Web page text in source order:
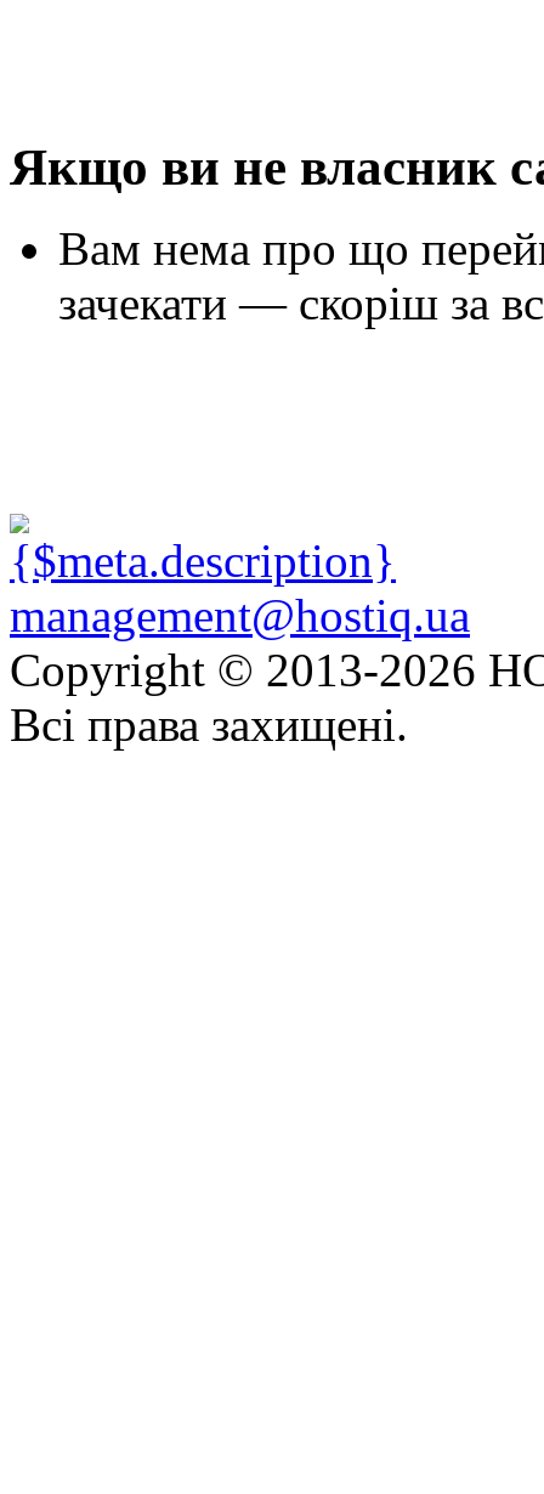
Якщо ви не власник
Вам нема про що
зачекати — скоріш за
management@hostiq.ua
Copyright © 2013-2026
Всі права захищені.